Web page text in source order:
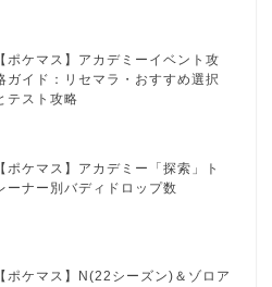
【ポケマス】アカデミーイベント攻
ガイド：リセマラ・おすすめ選択
テスト攻略
【ポケマス】アカデミー「探索」ト
ーナー別バディドロップ数
【ポケマス】N(22シーズン)＆ゾロア